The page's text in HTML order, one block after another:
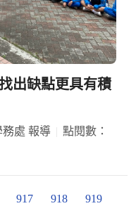
出缺點更具有積
務處 報導
點閱數：
917 918 919